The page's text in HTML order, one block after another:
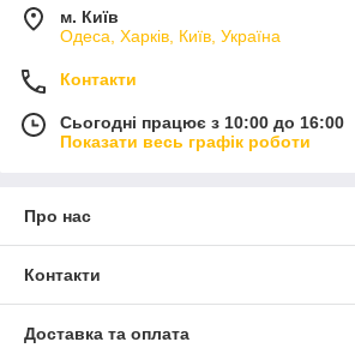
м. Київ
Одеса, Харків, Київ, Україна
Контакти
Сьогодні працює з 10:00 до 16:00
Показати весь графік роботи
Про нас
Контакти
Доставка та оплата